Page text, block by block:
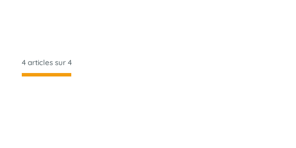
4 articles sur 4